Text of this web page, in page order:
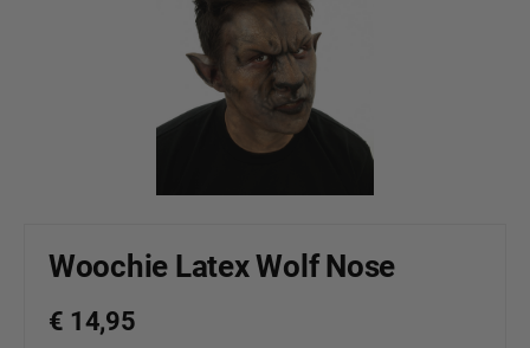
Woochie Latex Wolf Nose
€ 14,95